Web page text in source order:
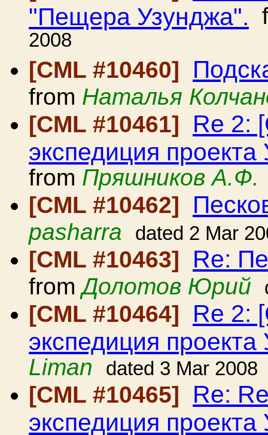
"Пещера Узунджа".
2008
[CML #10460]
from Наталья
[CML #10461]
Re 2:
экспедиция
from Пряшников А.Ф.
[CML #10462]
pasharra dated 2 Mar
[CML #10463] Re:
fromДолотов Юрий
[CML #10464] Re 2:
экспедиция
Liman
dated 3 Mar 2008
[CML #10465] Re:
экспедиция